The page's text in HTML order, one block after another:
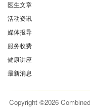
医生文章
活动资讯
媒体报导
服务收费
健康讲座
最新消息
Copyright ©2026